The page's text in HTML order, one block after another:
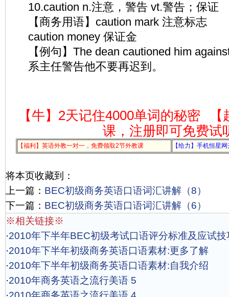
10.caution n.注意，警告 vt.警告；保证
【商务用语】caution mark 注意标志
caution money 保证金
【例句】The dean cautioned him
系主任警告他不要再迟到。
【牛】2天记住4000单词的秘密
课，注册即可免费试
【福利】英语外教一对一，免费领取2节外教课 【给力】手机恒星
将本页收藏到：
上一篇： BEC初级商务英语口语词汇讲解（8）
下一篇： BEC初级商务英语口语词汇讲解（6）
※相关链接※
·2010年下半年BEC初级考试口语评分标准及应试技
·2010年下半年初级商务英语口语素材:更多了解
·2010年下半年初级商务英语口语素材:自我介绍
·2010年商务英语之流行美语 5